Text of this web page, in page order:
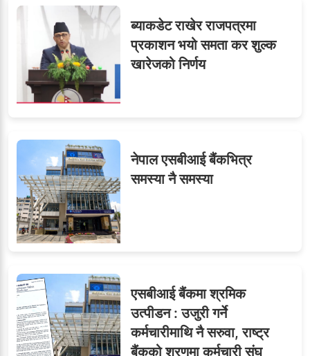
९ओएनएमका नाममा अत्याचार :
सब–इन्जिनियरहरुको गम्भीर
ध्यानाकर्षण
ब्याकडेट राखेर राजपत्रमा
प्रकाशन भयो समता कर शुल्क
खारेजको निर्णय
नेपाल एसबीआई बैंकभित्र
समस्या नै समस्या
एसबीआई बैंकमा श्रमिक
उत्पीडन : उजुरी गर्ने
कर्मचारीमाथि नै सरुवा, राष्ट्र
बैंकको शरणमा कर्मचारी संघ